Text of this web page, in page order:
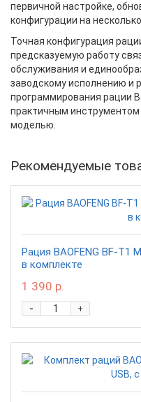
первичной настройке,
конфигурации на
Точная конфигурация
предсказуемую работу
обслуживания и
заводскому исполнению и
программирования рации
практичным
моделью.
Рекомендуемые
Рация BAOFENG BF-T1
в комплекте
1 390 р.
+
-